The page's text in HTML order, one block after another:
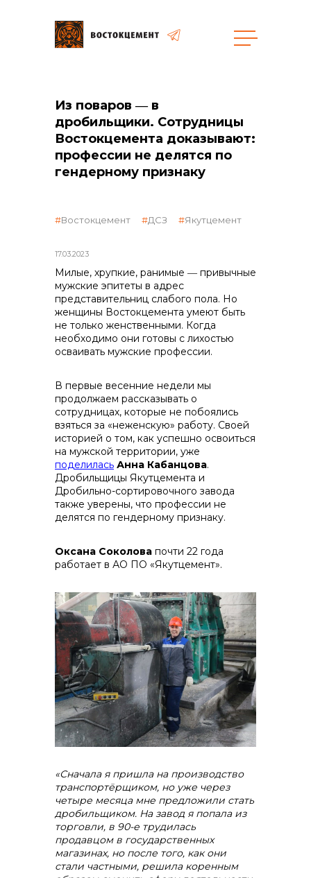
реализация неликвидов
контакты отдела закупок
Контакты
+7 (423) 234 50 50
Из поваров ― в
дробильщики. Сотрудницы
Востокцемента доказывают:
профессии не делятся по
гендерному признаку
17.03.2023
Востокцемент ДСЗ Якутцемент
Милые, хрупкие, ранимые ― привычные
мужские эпитеты в адрес
представительниц слабого пола. Но
женщины Востокцемента умеют быть
не только женственными. Когда
необходимо они готовы с лихостью
осваивать мужские профессии.
В первые весенние недели мы
продолжаем рассказывать о
сотрудницах, которые не побоялись
взяться за «неженскую» работу. Своей
историей о том, как успешно освоиться
на мужской территории, уже
поделилась Анна Кабанцова.
Дробильщицы Якутцемента и
Дробильно-сортировочного завода
также уверены, что профессии не
делятся по гендерному признаку.
Оксана Соколова почти 22 года
работает в АО ПО «Якутцемент».
«Сначала я пришла на производство
транспортёрщиком, но уже через
четыре месяца мне предложили стать
дробильщиком. На завод я попала из
торговли, в 90-е трудилась
продавцом в государственных
магазинах, но после того, как они
стали частными, решила коренным